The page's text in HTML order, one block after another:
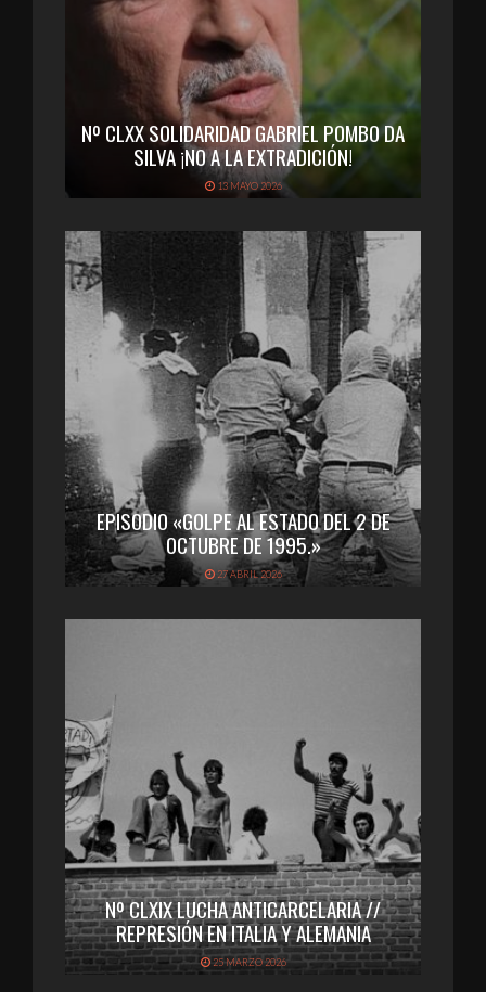
Nº CLXX SOLIDARIDAD GABRIEL POMBO DA
SILVA ¡NO A LA EXTRADICIÓN!
13 MAYO 2026
EPISODIO «GOLPE AL ESTADO DEL 2 DE
OCTUBRE DE 1995.»
27 ABRIL 2026
Nº CLXIX LUCHA ANTICARCELARIA //
REPRESIÓN EN ITALIA Y ALEMANIA
25 MARZO 2026